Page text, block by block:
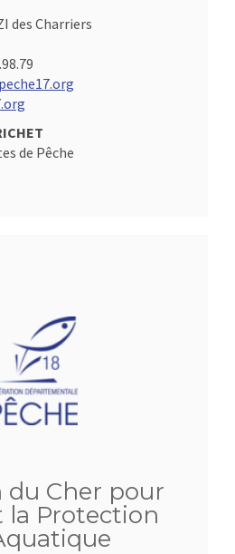
des Charriers
de Pêche
du Cher pour
la Protection